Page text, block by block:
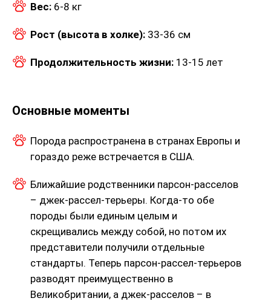
Вес: 6-8 кг
Рост (высота в холке): 33-36 см
Продолжительность жизни: 13-15 лет
Основные моменты
Порода распространена в странах Европы и
гораздо реже встречается в США.
Ближайшие родственники парсон-расселов
– джек-рассел-терьеры. Когда-то обе
породы были единым целым и
скрещивались между собой, но потом их
представители получили отдельные
стандарты. Теперь парсон-рассел-терьеров
разводят преимущественно в
Великобритании, а джек-расселов – в